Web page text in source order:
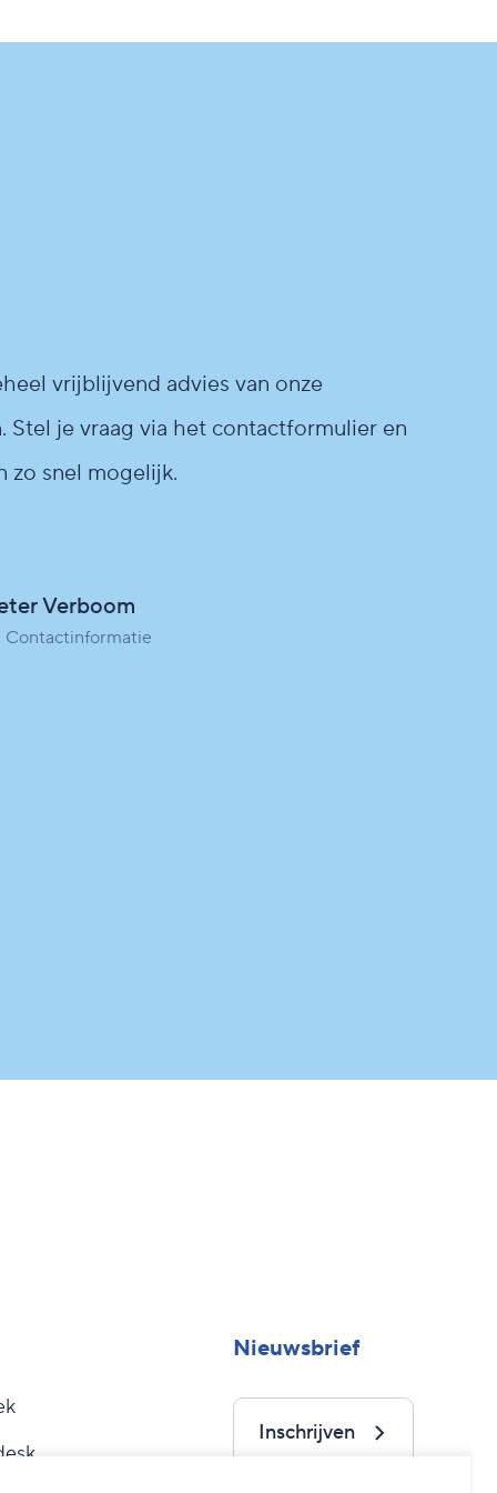
vrijblijvend advies van onze
Stel je vraag via het contactformulier en
zo snel mogelijk.
Verboom
Contactinformatie
Nieuwsbrief
Inschrijven